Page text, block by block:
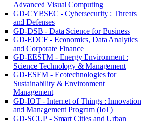
Advanced Visual Computing
GD-CYBSEC - Cybersecurity : Threats
and Defenses
GD-DSB - Data Science for Business
GD-EDCF - Economics, Data Analytics
and Corporate Finance
GD-EESTM - Energy Environment :
Science Technology & Management
GD-ESEM - Ecotechnologies for
Sustainability & Environment
Management
GD-IOT - Internet of Things : Innovation
and Management Program (IoT)
GD-SCUP - Smart Cities and Urban